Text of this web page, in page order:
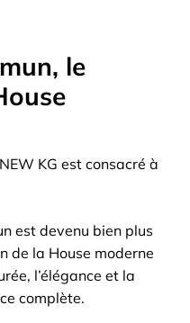
le
KG est consacré à
est devenu bien plus
de la House moderne
l’élégance et la
complète.